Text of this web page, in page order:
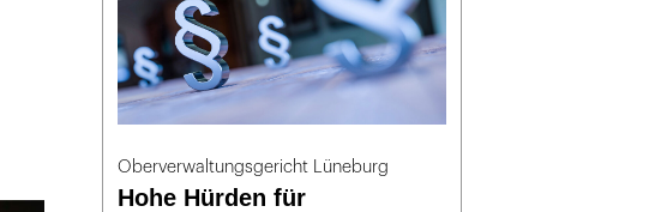
Oberverwaltungsgericht Lüneburg
Hohe Hürden für